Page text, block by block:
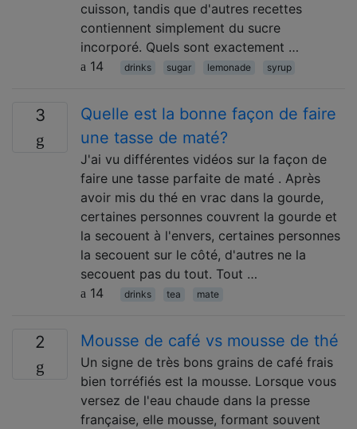
cuisson, tandis que d'autres recettes
contiennent simplement du sucre
incorporé. Quels sont exactement …
14
drinks sugar lemonade syrup
3
Quelle est la bonne façon de faire
une tasse de maté?
J'ai vu différentes vidéos sur la façon de
faire une tasse parfaite de maté . Après
avoir mis du thé en vrac dans la gourde,
certaines personnes couvrent la gourde et
la secouent à l'envers, certaines personnes
la secouent sur le côté, d'autres ne la
secouent pas du tout. Tout …
14
drinks tea mate
2 Mousse de café vs mousse de thé
Un signe de très bons grains de café frais
bien torréfiés est la mousse. Lorsque vous
versez de l'eau chaude dans la presse
française, elle mousse, formant souvent